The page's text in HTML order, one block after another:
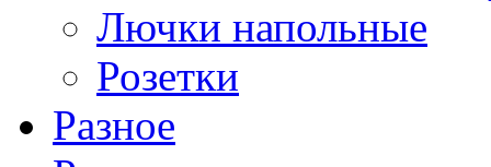
Лючки напольные
Розетки
Разное